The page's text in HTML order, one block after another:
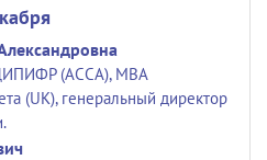
ДИПИФР (АССА), МВА
(UK), генеральный директор